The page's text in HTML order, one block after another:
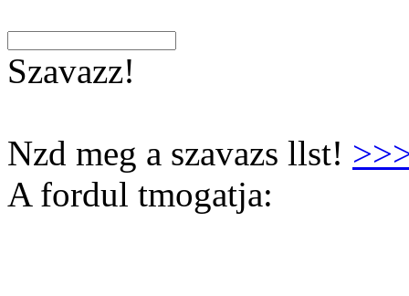
Szavazz!
Nzd meg a szavazs llst!
A fordul tmogatja: